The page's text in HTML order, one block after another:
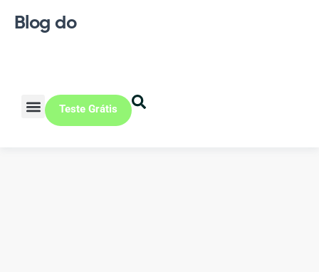
Blog do
Teste Grátis